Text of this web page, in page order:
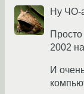
Ну ЧО-
2002
И